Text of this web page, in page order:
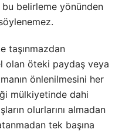
bu belirleme yönünden
taşınmazdan
olan öteki paydaş veya
önlenilmesini her
mülkiyetinde dahi
olurlarını almadan
tek başına